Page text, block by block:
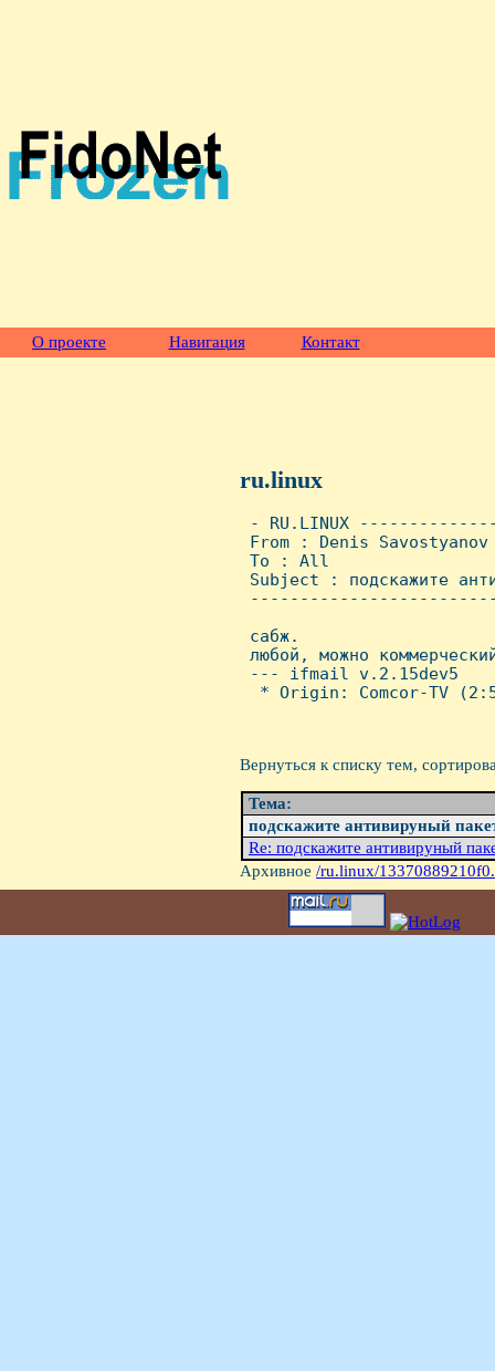
О проекте Навигация Контакт
ru.linux
- RU.LINUX
From : Denis
To : All
Subject : подскажите
сабж.
любой, можно
--- ifmail v.2.15dev5
* Origin: Comcor-TV
Вернуться к списку тем,
Тема:
подскажите антивируный
Re: подскажите антивируный
Архивное /ru.linux/